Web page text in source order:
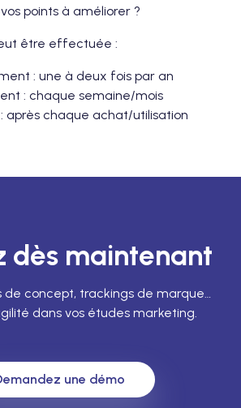
points à améliorer ?
être effectuée :
: une à deux fois par an
: chaque semaine/mois
après chaque achat/utilisation
dès maintenant
de concept, trackings de marque…
dans vos études marketing.
une démo